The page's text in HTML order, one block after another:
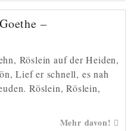
–
Röslein auf der Heiden,
Lief er schnell, es nah
Röslein, Röslein,
Mehr davon!